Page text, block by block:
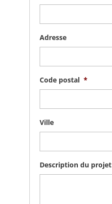
Adresse
Code postal *
Ville
Description du projet